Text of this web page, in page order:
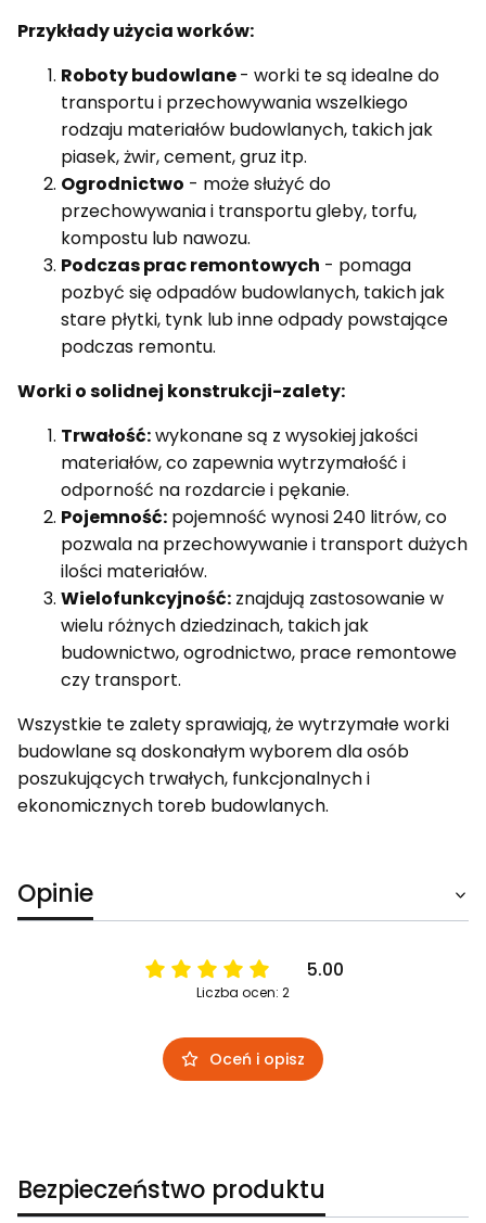
Przykłady użycia worków:
Roboty budowlane- worki te są idealne do
transportu i przechowywania wszelkiego
rodzaju materiałów budowlanych, takich jak
piasek, żwir, cement, gruz itp.
Ogrodnictwo - może służyć do
przechowywania i transportu gleby, torfu,
kompostu lub nawozu.
Podczas prac remontowych - pomaga
pozbyć się odpadów budowlanych, takich jak
stare płytki, tynk lub inne odpady powstające
podczas remontu.
Worki o solidnej konstrukcji-zalety:
Trwałość:wykonane są z wysokiej jakości
materiałów, co zapewnia wytrzymałość i
odporność na rozdarcie i pękanie.
Pojemność: pojemność wynosi 240 litrów, co
pozwala na przechowywanie i transport dużych
ilości materiałów.
Wielofunkcyjność: znajdują zastosowanie w
wielu różnych dziedzinach, takich jak
budownictwo, ogrodnictwo, prace remontowe
czy transport.
Wszystkie te zalety sprawiają, że wytrzymałe worki
budowlane są doskonałym wyborem dla osób
poszukujących trwałych, funkcjonalnych i
ekonomicznych toreb budowlanych.
Opinie
5.00
Liczba ocen: 2
Oceń i opisz
Bezpieczeństwo produktu